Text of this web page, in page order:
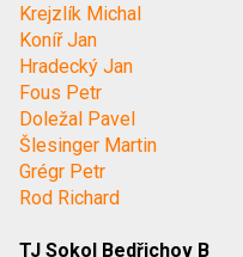
Krejzlík Michal
Koníř Jan
Hradecký Jan
Fous Petr
Doležal Pavel
Šlesinger Martin
Grégr Petr
Rod Richard
TJ Sokol Bedřichov B